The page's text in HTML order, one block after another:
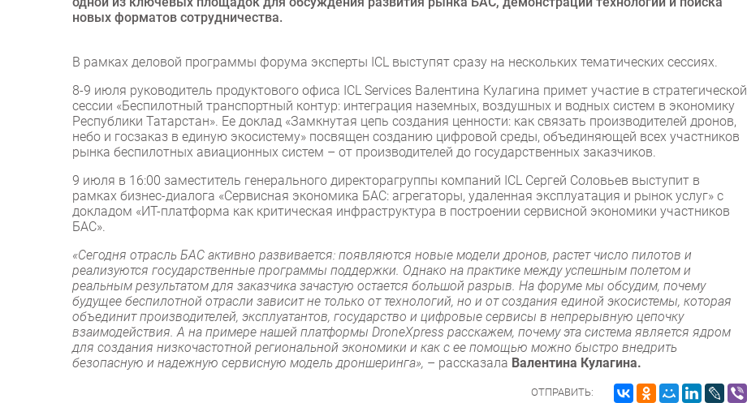
новых форматов сотрудничества.
В рамках деловой программы форума эксперты ICL выступят сразу на нескольких тематических сессиях.
8-9 июля руководитель продуктового офиса ICL Services Валентина Кулагина примет участие в стратегической
сессии «Беспилотный транспортный контур: интеграция наземных, воздушных и водных систем в экономику
Республики Татарстан». Ее доклад «Замкнутая цепь создания ценности: как связать производителей дронов,
небо и госзаказ в единую экосистему» посвящен созданию цифровой среды, объединяющей всех участников
рынка беспилотных авиационных систем – от производителей до государственных заказчиков.
9 июля в 16:00 заместитель генерального директорагруппы компаний ICL Сергей Соловьев выступит в
рамках бизнес-диалога «Сервисная экономика БАС: агрегаторы, удаленная эксплуатация и рынок услуг» с
докладом «ИТ-платформа как критическая инфраструктура в построении сервисной экономики участников
БАС».
«Сегодня отрасль БАС активно развивается: появляются новые модели дронов, растет число пилотов и
реализуются государственные программы поддержки. Однако на практике между успешным полетом и
реальным результатом для заказчика зачастую остается большой разрыв. На форуме мы обсудим, почему
будущее беспилотной отрасли зависит не только от технологий, но и от создания единой экосистемы, которая
объединит производителей, эксплуатантов, государство и цифровые сервисы в непрерывную цепочку
взаимодействия. А на примере нашей платформы DroneXpress расскажем, почему эта система является ядром
для создания низкочастотной региональной экономики и как с ее помощью можно быстро внедрить
безопасную и надежную сервисную модель дроншеринга», – рассказала Валентина Кулагина.
ОТПРАВИТЬ: